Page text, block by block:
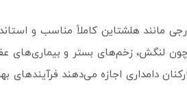
مانند هلشتاین کاملاً مناسب و
در مواردی چون لنگش، زخم‌های بستر و
دامداری اجازه می‌دهند فرآیندهای